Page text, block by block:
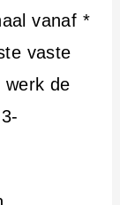
vanaf *
vaste
de